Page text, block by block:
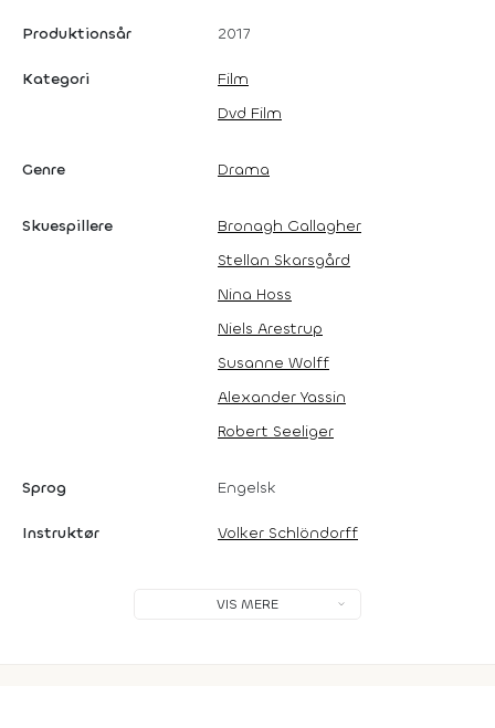
Produktionsår 2017
Kategori
Film
Dvd Film
Genre Drama
Skuespillere
Bronagh Gallagher
Stellan Skarsgård
Nina Hoss
Niels Arestrup
Susanne Wolff
Alexander Yassin
Robert Seeliger
Sprog Engelsk
Instruktør Volker Schlöndorff
VIS MERE